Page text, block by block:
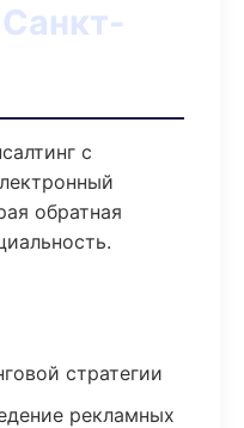
Санкт-
с
обратная
стратегии
рекламных